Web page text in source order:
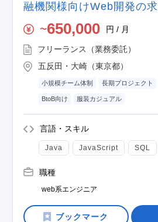
融機関様向けWeb開発の
〜650,000 円 / 月
フリーランス（業務委託）
五反田・大崎（東京都）
小規模チーム体制 長期プロジェクト
BtoB向け 服装カジュアル
言語・スキル
Java JavaScript SQL
職種
web系エンジニア